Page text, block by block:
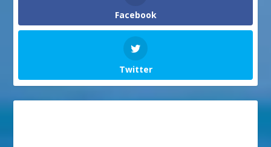
Facebook
Twitter